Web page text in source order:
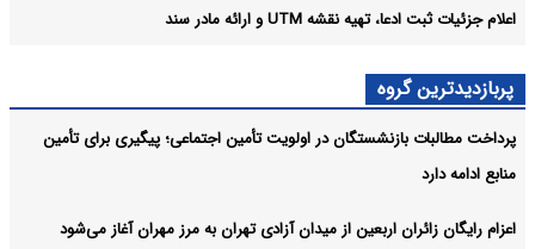
اعلام جزئیات ثبت ادعا، تهیه نقشه UTM و ارائه مادر سند
پربازدیدترین گروه
پرداخت مطالبات بازنشستگان در اولویت تأمین اجتماعی؛ پیگیری برای تأمین
منابع ادامه دارد
اعزام رایگان زائران اربعین از میدان آزادی تهران به مرز مهران آغاز می‌شود